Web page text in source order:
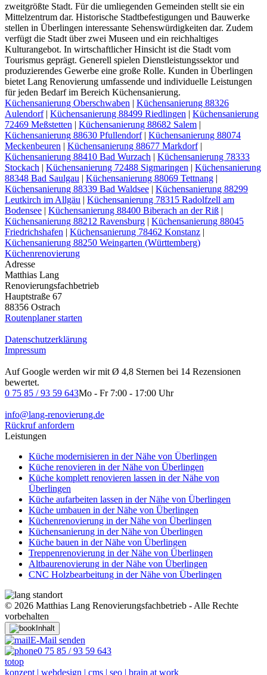
zweitgrößte Stadt. Für die umliegenden Gemeinden stellt sie ein
Mittelzentrum dar. Historische Stadtbefestigungen und Bauwerke
stellen in Überlingen interessante Sehenswürdigkeiten dar. Zudem
verfügt die Stadt über zwei Museen und ein reichhaltiges
Kulturangebot. In wirtschaftlicher Hinsicht ist die Stadt vom
Tourismus geprägt. Generell spielen Dienstleistungssektor und
produzierendes Gewerbe eine große Rolle. Kunden in Überlingen
bietet Lang Renovierung umfassende und individuelle Leistungen
für jeden Bedarf im Bereich Küchensanierung.
Küchensanierung Oberschwaben | Küchensanierung 88326
Aulendorf| Küchensanierung 88499 Riedlingen | Küchensanierung
72469 Meßstetten | Küchensanierung 88682 Salem |
Küchensanierung 88630 Pfullendorf| Küchensanierung 88074
Meckenbeuren | Küchensanierung 88677 Markdorf|
Küchensanierung 88410 Bad Wurzach | Küchensanierung 78333
Stockach | Küchensanierung 72488 Sigmaringen | Küchensanierung
88348 Bad Saulgau | Küchensanierung 88069 Tettnang |
Küchensanierung 88339 Bad Waldsee | Küchensanierung 88299
Leutkirch im Allgäu | Küchensanierung 78315 Radolfzell am
Bodensee | Küchensanierung 88400 Biberach an der Riß |
Küchensanierung 88212 Ravensburg | Küchensanierung 88045
Friedrichshafen | Küchensanierung 78462 Konstanz |
Küchensanierung 88250 Weingarten (Württemberg)
Küchenrenovierung
Adresse
Matthias Lang
Renovierungsfachbetrieb
Hauptstraße 67
88356 Ostrach
Routenplaner starten
Datenschutzerklärung
Impressum
Auf Google werden wir mit Ø 4,8 Sternen bei 14 Rezensionen
bewertet.
0 75 85 / 93 59 643Mo - Fr 7:00 - 17:00 Uhr
info@lang-renovierung.de
Rückruf anfordern
Leistungen
Küche modernisieren in der Nähe von Überlingen
Küche renovieren in der Nähe von Überlingen
Küche komplett renovieren lassen in der Nähe von
Überlingen
Küche aufarbeiten lassen in der Nähe von Überlingen
Küche umbauen in der Nähe von Überlingen
Küchenrenovierung in der Nähe von Überlingen
Küchensanierung in der Nähe von Überlingen
Küche bauen in der Nähe von Überlingen
Treppenrenovierung in der Nähe von Überlingen
Altbaurenovierung in der Nähe von Überlingen
CNC Holzbearbeitung​ in der Nähe von Überlingen
© 2026 Matthias Lang Renovierungsfachbetrieb - Alle Rechte
vorbehalten
Inhalt
E-Mail senden
0 75 85 / 93 59 643
totop
konzept | webdesign | cms | seo | brain at work